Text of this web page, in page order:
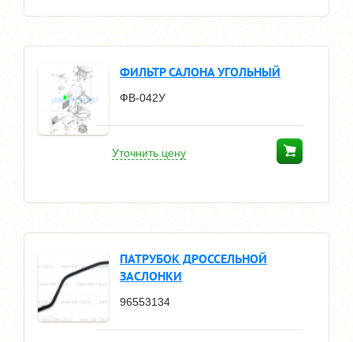
ФИЛЬТР САЛОНА УГОЛЬНЫЙ
ФВ-042У
Уточнить цену
ПАТРУБОК ДРОССЕЛЬНОЙ
ЗАСЛОНКИ
96553134